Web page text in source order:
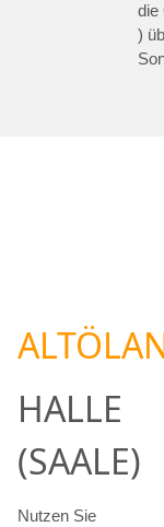
die
)
HALLE
(SAALE)
Nutzen Sie